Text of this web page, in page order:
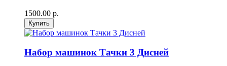
1500.00 р.
Набор машинок Тачки 3 Дисней